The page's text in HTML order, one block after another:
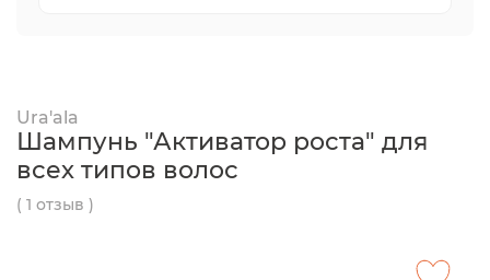
Ura'ala
Шампунь "Активатор роста" для
всех типов волос
( 1 отзыв )